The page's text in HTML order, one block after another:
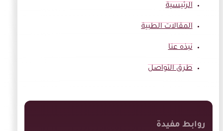
الرئيسية
المقالات الطبية
نبذه عنا
طرق التواصل
روابط مفيدة